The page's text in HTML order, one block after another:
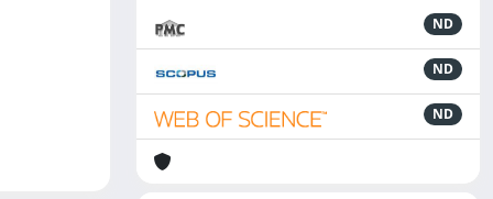
ND
ND
ND